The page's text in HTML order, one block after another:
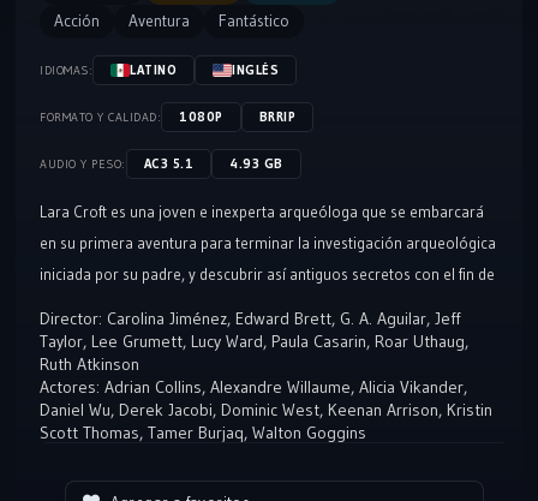
Acción Aventura Fantástico
IDIOMAS: LATINO INGLÉS
FORMATO Y CALIDAD: 1080P BRRIP
AUDIO Y PESO: AC3 5.1 4.93 GB
Lara Croft es una joven e inexperta arqueóloga que se embarcará
en su primera aventura para terminar la investigación arqueológica
iniciada por su padre, y descubrir así antiguos secretos con el fin de
llena de peligros será una lucha por la supervivencia, con nuevas
pruebas y nuevos enemigos, en la que Croft, poco a poco, se irá
convirtiendo en la heroína que todos conocemos. La historia de
una mujer corriente que descubre su carácter de luchadora al verse
propósito de salir con vida.
Director: Carolina Jiménez, Edward Brett, G. A. Aguilar, Jeff
Taylor, Lee Grumett, Lucy Ward, Paula Casarin, Roar Uthaug,
Ruth Atkinson
Actores: Adrian Collins, Alexandre Willaume, Alicia Vikander,
Daniel Wu, Derek Jacobi, Dominic West, Keenan Arrison, Kristin
Scott Thomas, Tamer Burjaq, Walton Goggins